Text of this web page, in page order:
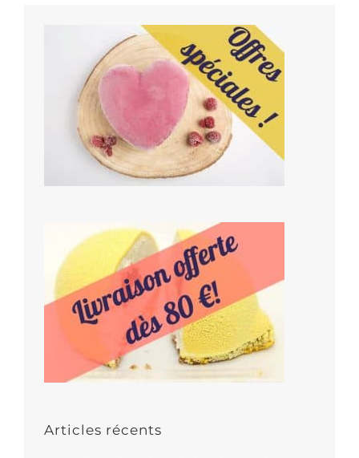
Articles récents